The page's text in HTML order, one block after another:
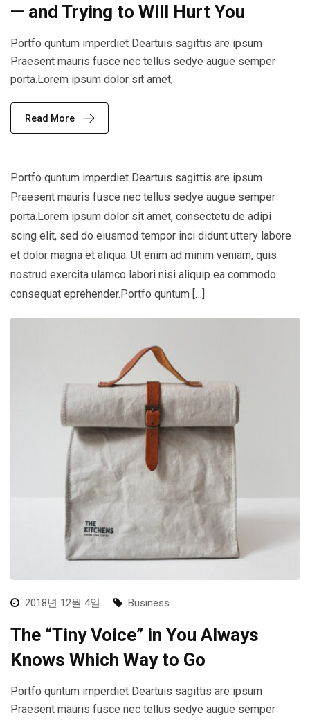
— and Trying to Will Hurt You
Portfo quntum imperdiet Deartuis sagittis are ipsum
Praesent mauris fusce nec tellus sedye augue semper
porta.Lorem ipsum dolor sit amet,
Read More
Portfo quntum imperdiet Deartuis sagittis are ipsum
Praesent mauris fusce nec tellus sedye augue semper
porta.Lorem ipsum dolor sit amet, consectetu de adipi
scing elit, sed do eiusmod tempor inci didunt uttery labore
et dolor magna et aliqua. Ut enim ad minim veniam, quis
nostrud exercita ulamco labori nisi aliquip ea commodo
consequat eprehender.Portfo quntum […]
2018년 12월 4일 Business
The “Tiny Voice” in You Always
Knows Which Way to Go
Portfo quntum imperdiet Deartuis sagittis are ipsum
Praesent mauris fusce nec tellus sedye augue semper